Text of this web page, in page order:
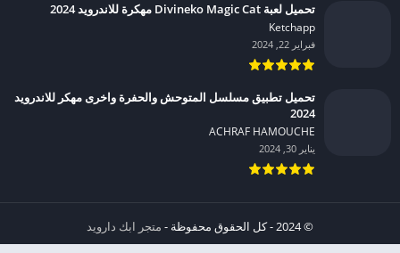
تحميل لعبة Divineko Magic Cat مهكرة للاندرويد 2024
Ketchapp‏
فبراير 22, 2024
تحميل تطبيق مسلسل المتوحش والحفرة واخرى مهكر للاندرويد
2024
ACHRAF HAMOUCHE‏
يناير 30, 2024
© 2024 - كل الحقوق محفوظة -
متجر ابك دارويد